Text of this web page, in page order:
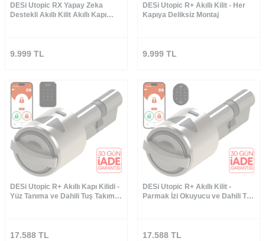
DESi Utopic RX Yapay Zeka
Destekli Akıllı Kilit Akıllı Kapı
9.999 TL
DESi Utopic R+ Akıllı Kilit - Her
Kapıya Deliksiz Montaj
9.999 TL
DESi Utopic R+ Akıllı Kapı Kilidi -
Yüz Tanıma ve Dahili Tuş Takımlı
17.588 TL
DESi Utopic R+ Akıllı Kilit -
Parmak İzi Okuyucu ve Dahili Tuş
17.588 TL